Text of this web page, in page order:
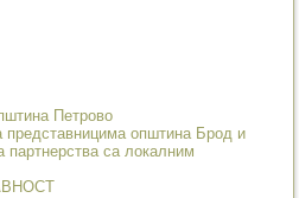
Петрово
представницима општина Брод и
партнерства са локалним